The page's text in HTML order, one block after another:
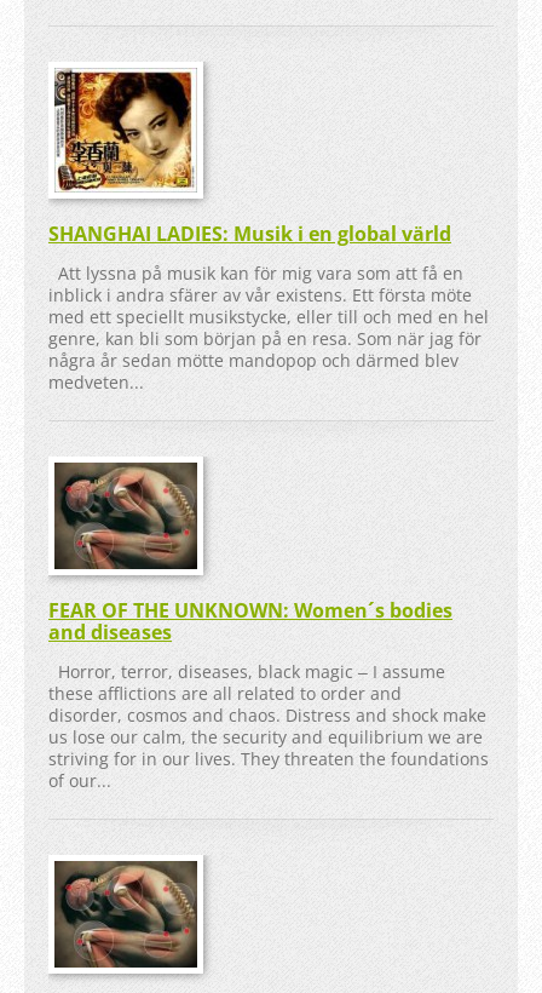
SHANGHAI LADIES: Musik i en global värld
Att lyssna på musik kan för mig vara som att få en
inblick i andra sfärer av vår existens. Ett första möte
med ett speciellt musikstycke, eller till och med en hel
genre, kan bli som början på en resa. Som när jag för
några år sedan mötte mandopop och därmed blev
medveten...
FEAR OF THE UNKNOWN: Women´s bodies
and diseases
Horror, terror, diseases, black magic ‒ I assume
these afflictions are all related to order and
disorder, cosmos and chaos. Distress and shock make
us lose our calm, the security and equilibrium we are
striving for in our lives. They threaten the foundations
of our...